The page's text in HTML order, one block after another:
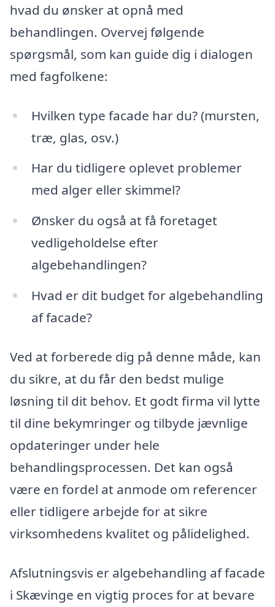
hvad du ønsker at opnå med
behandlingen. Overvej følgende
spørgsmål, som kan guide dig i dialogen
med fagfolkene:
Hvilken type facade har du? (mursten,
træ, glas, osv.)
Har du tidligere oplevet problemer
med alger eller skimmel?
Ønsker du også at få foretaget
vedligeholdelse efter
algebehandlingen?
Hvad er dit budget for algebehandling
af facade?
Ved at forberede dig på denne måde, kan
du sikre, at du får den bedst mulige
løsning til dit behov. Et godt firma vil lytte
til dine bekymringer og tilbyde jævnlige
opdateringer under hele
behandlingsprocessen. Det kan også
være en fordel at anmode om referencer
eller tidligere arbejde for at sikre
virksomhedens kvalitet og pålidelighed.
Afslutningsvis er algebehandling af facade
i Skævinge en vigtig proces for at bevare